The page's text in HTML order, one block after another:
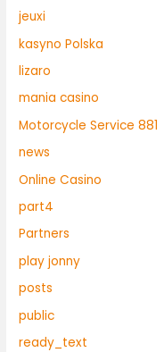
jeuxi
kasyno Polska
lizaro
mania casino
Motorcycle Service 881
news
Online Casino
part4
Partners
play jonny
posts
public
ready_text